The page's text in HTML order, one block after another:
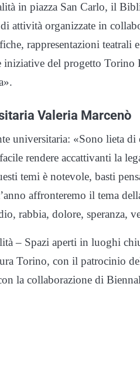
in piazza San Carlo, il
attività organizzate in
rappresentazioni teatrali
iniziative del progetto
Valeria Marcenò
universitaria: «Sono lieta
rendere accattivanti la
temi è notevole, basti
affronteremo il tema
rabbia, dolore, speranza,
– Spazi aperti in luoghi
Torino, con il patrocinio
la collaborazione di